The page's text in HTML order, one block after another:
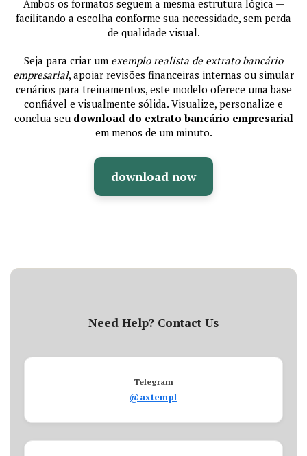
Ambos os formatos seguem a mesma estrutura lógica —
facilitando a escolha conforme sua necessidade, sem perda
de qualidade visual.
Seja para criar um exemplo realista de extrato bancário
empresarial, apoiar revisões financeiras internas ou simular
cenários para treinamentos, este modelo oferece uma base
confiável e visualmente sólida. Visualize, personalize e
conclua seu download do extrato bancário empresarial
em menos de um minuto.
download now
Need Help? Contact Us
Telegram
@axtempl